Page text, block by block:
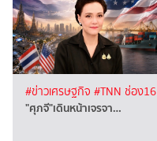
#ข่าวเศรษฐกิจ #TNN ช่อง16
"ศุภจี"เดินหน้าเจรจา…